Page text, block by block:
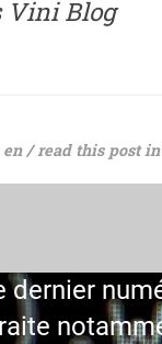
Vini Blog
/ read this post in
dernier